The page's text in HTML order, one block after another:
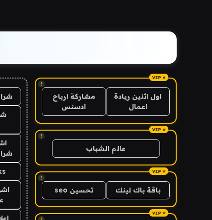
!
اول اثنين ريادة
اعمال
مشاركة ارباح
ادسنس
!
عالم الشباب
!
باقة باك لينك تحسين seo